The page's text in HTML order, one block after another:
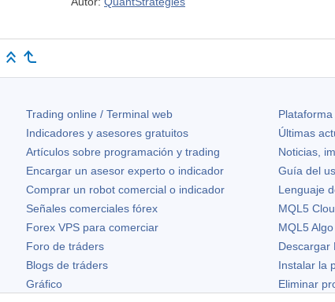
Trading online / Terminal web
Indicadores y asesores gratuitos
Artículos sobre programación y trading
Encargar un asesor experto o indicador
Comprar un robot comercial o indicador
Señales comerciales fórex
Forex VPS para comerciar
Foro de tráders
Blogs de tráders
Gráfico
Últimas
Noticias,
Guía del
Lenguaje
MQL5
MQL5
Descargar
Instalar la
Eliminar